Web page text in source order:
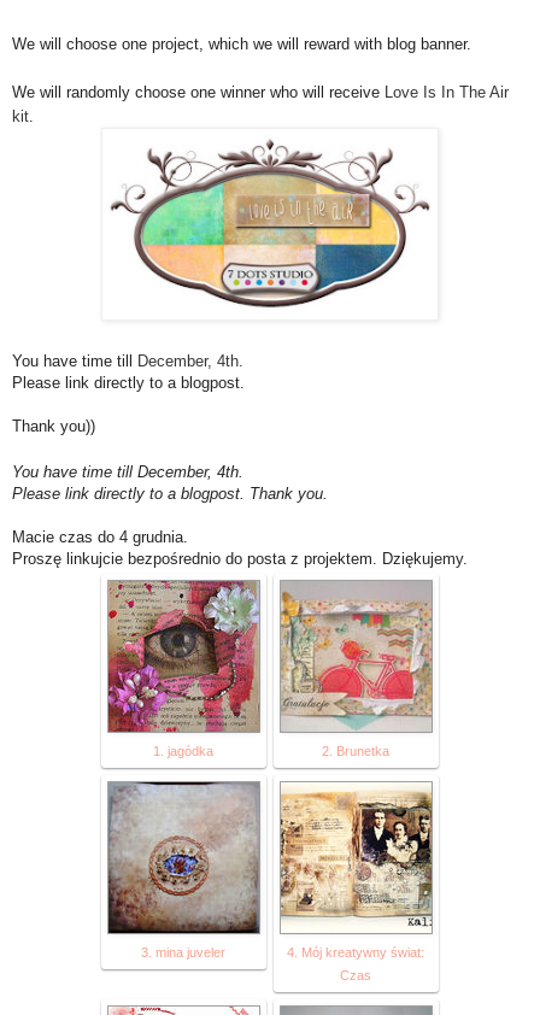
We will choose one project, which we will reward with blog banner.
We will randomly choose one winner who will receive Love Is In The Air
kit.
You have time till
December, 4th.
Please link directly to a blogpost.
Thank you))
You have time till December, 4th.
Please link directly to a blogpost. Thank you.
Macie czas do 4 grudnia.
Proszę linkujcie bezpośrednio do posta z projektem. Dziękujemy.
1. jagódka 2. Brunetka
3. mina juveler
4. Mój kreatywny świat:
Czas